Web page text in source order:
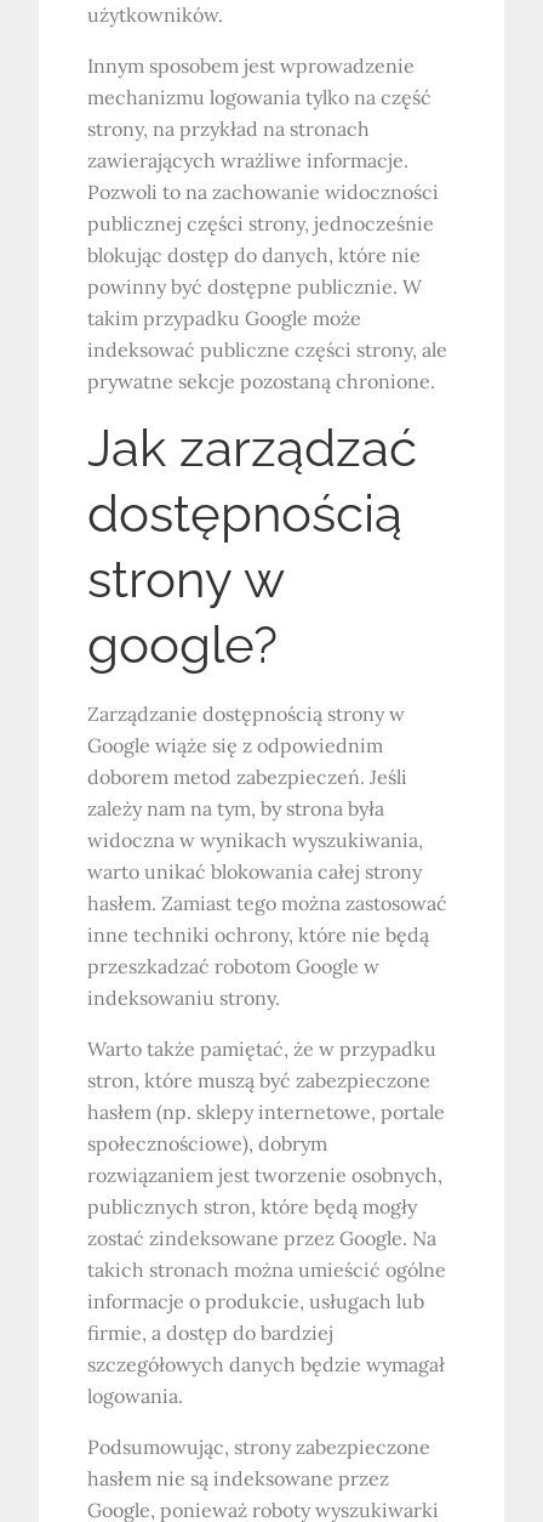
użytkowników.
Innym sposobem jest wprowadzenie
mechanizmu logowania tylko na część
strony, na przykład na stronach
zawierających wrażliwe informacje.
Pozwoli to na zachowanie widoczności
publicznej części strony, jednocześnie
blokując dostęp do danych, które nie
powinny być dostępne publicznie. W
takim przypadku Google może
indeksować publiczne części strony, ale
prywatne sekcje pozostaną chronione.
Jak zarządzać
dostępnością
strony w
google?
Zarządzanie dostępnością strony w
Google wiąże się z odpowiednim
doborem metod zabezpieczeń. Jeśli
zależy nam na tym, by strona była
widoczna w wynikach wyszukiwania,
warto unikać blokowania całej strony
hasłem. Zamiast tego można zastosować
inne techniki ochrony, które nie będą
przeszkadzać robotom Google w
indeksowaniu strony.
Warto także pamiętać, że w przypadku
stron, które muszą być zabezpieczone
hasłem (np. sklepy internetowe, portale
społecznościowe), dobrym
rozwiązaniem jest tworzenie osobnych,
publicznych stron, które będą mogły
zostać zindeksowane przez Google. Na
takich stronach można umieścić ogólne
informacje o produkcie, usługach lub
firmie, a dostęp do bardziej
szczegółowych danych będzie wymagał
logowania.
Podsumowując, strony zabezpieczone
hasłem nie są indeksowane przez
Google, ponieważ roboty wyszukiwarki